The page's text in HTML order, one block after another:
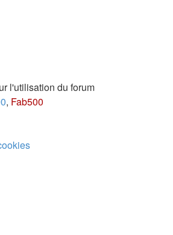
l'utilisation du forum
, Fab500